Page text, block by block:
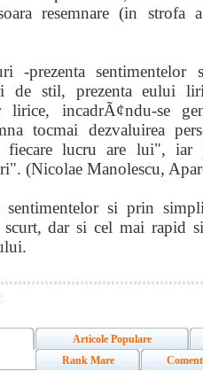
resemnare (in strofa
-prezenta
de stil, prezenta eului
incadrÃ¢ndu-se
tocmai dezvaluirea
fiecare lucru are lui", iar
(Nicolae Manolescu,
sentimentelor si prin
scurt, dar si cel mai rapid
Articole Populare
Rank Mare